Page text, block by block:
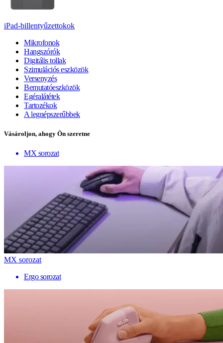
iPad-billentyűzettokok
Mikrofonok
Hangszórók
Digitális tollak
Szimulációs eszközök
Versenyzés
Bemutatóeszközök
Egéralátétek
Tartozékok
A legnépszerűbbek
Vásároljon, ahogy Ön szeretne
MX sorozat
MX sorozat
Ergo sorozat